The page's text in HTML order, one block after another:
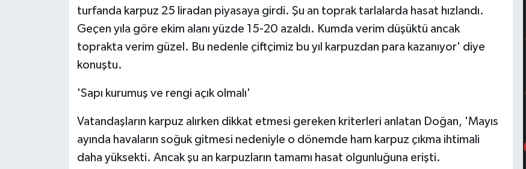
turfanda karpuz 25 liradan piyasaya girdi. Şu an toprak tarlalarda hasat hızlandı.
Geçen yıla göre ekim alanı yüzde 15-20 azaldı. Kumda verim düşüktü ancak
toprakta verim güzel. Bu nedenle çiftçimiz bu yıl karpuzdan para kazanıyor' diye
konuştu.
'Sapı kurumuş ve rengi açık olmalı'
Vatandaşların karpuz alırken dikkat etmesi gereken kriterleri anlatan Doğan, 'Mayıs
ayında havaların soğuk gitmesi nedeniyle o dönemde ham karpuz çıkma ihtimali
daha yüksekti. Ancak şu an karpuzların tamamı hasat olgunluğuna erişti.